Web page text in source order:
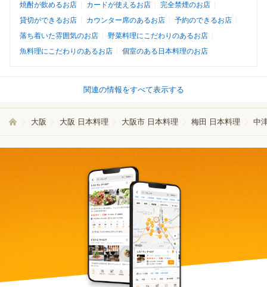
焼酎が飲めるお店
カードが使えるお店
完全禁煙のお店
貸切ができるお店
カウンター席のあるお店
予約のできるお店
落ち着いた雰囲気のお店
野菜料理にこだわりのあるお店
魚料理にこだわりのあるお店
個室のある日本料理のお店
関連の情報をすべて表示する
大阪 大阪 日本料理 大阪市 日本料理 梅田 日本料理 中